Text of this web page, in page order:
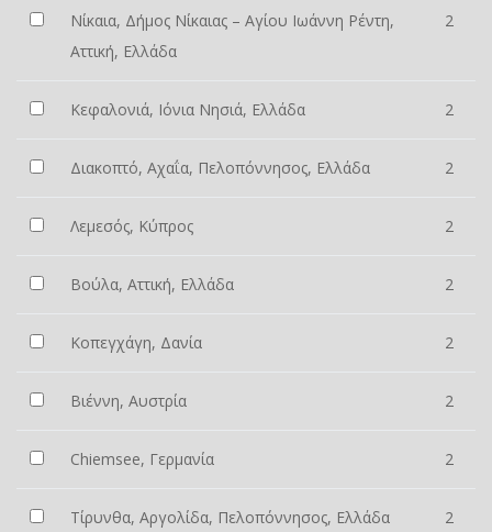
Νίκαια, Δήμος Νίκαιας – Αγίου Ιωάννη Ρέντη,
Αττική, Ελλάδα
2
Κεφαλονιά, Ιόνια Νησιά, Ελλάδα 2
Διακοπτό, Αχαΐα, Πελοπόννησος, Ελλάδα 2
Λεμεσός, Κύπρος 2
Βούλα, Αττική, Ελλάδα 2
Κοπεγχάγη, Δανία 2
Βιέννη, Αυστρία 2
Chiemsee, Γερμανία 2
Τίρυνθα, Αργολίδα, Πελοπόννησος, Ελλάδα 2